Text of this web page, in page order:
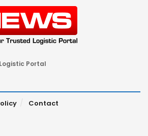
Portal
Contact